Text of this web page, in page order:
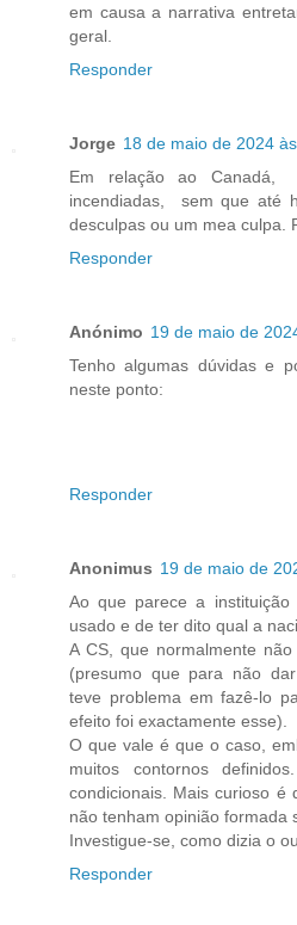
em causa a narrativa
geral.
Responder
Jorge 18 de maio de 2024
Em relação ao Canadá,
incendiadas, sem que até
desculpas ou um mea culpa.
Responder
Anónimo 19 de maio de
Tenho algumas dúvidas e
neste ponto:
Responder
Anonimus 19 de maio de
Ao que parece a
usado e de ter dito qual a
A CS, que normalmente
(presumo que para não
teve problema em fazê-lo
efeito foi exactamente esse).
O que vale é que o caso,
muitos contornos
condicionais. Mais curioso é
não tenham opinião formada
Investigue-se, como dizia o
Responder